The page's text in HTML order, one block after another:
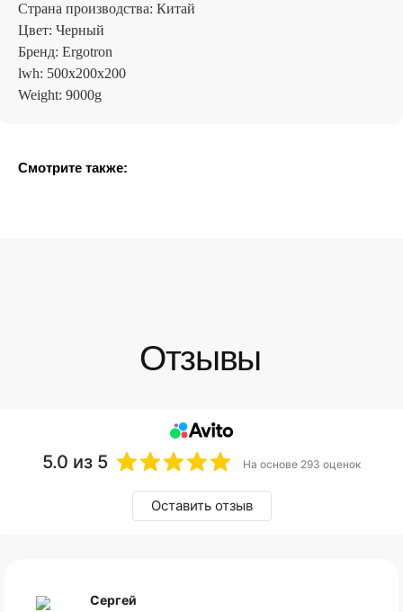
Страна производства: Китай
Цвет: Черный
Бренд: Ergotron
lwh: 500x200x200
Weight: 9000g
Смотрите также:
5.0 из 5 На основе 293 оценок
Оставить отзыв
Сергей